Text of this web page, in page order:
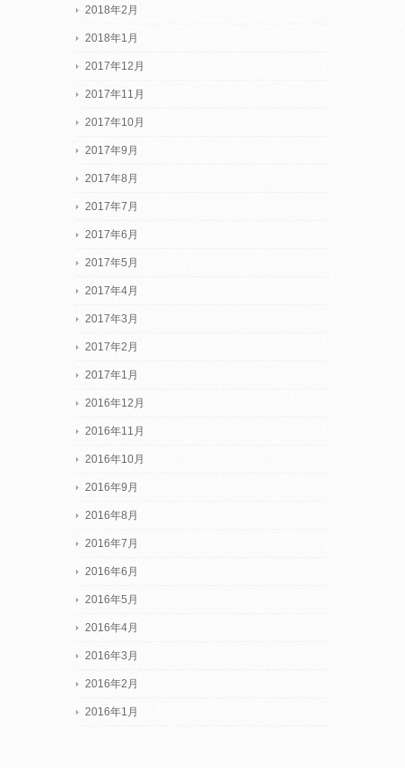
2018年2月
2018年1月
2017年12月
2017年11月
2017年10月
2017年9月
2017年8月
2017年7月
2017年6月
2017年5月
2017年4月
2017年3月
2017年2月
2017年1月
2016年12月
2016年11月
2016年10月
2016年9月
2016年8月
2016年7月
2016年6月
2016年5月
2016年4月
2016年3月
2016年2月
2016年1月